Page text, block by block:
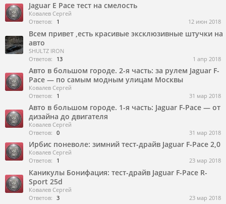
Jaguar E Pace тест на смелость
Ковалев Сергей
Ответов:
1 12 июн 2018
Всем привет ,есть красивые эксклюзивные штучки на
авто
SHULTZ IRON
Ответов:
13 1 апр 2018
Авто в большом городе. 2-я часть: за рулем Jaguar F-
Pace — по самым модным улицам Москвы
Ковалев Сергей
Ответов:
1 31 мар 2018
Авто в большом городе. 1-я часть: Jaguar F-Pace — от
дизайна до двигателя
Ковалев Сергей
Ответов: 0 31 мар 2018
Ирбис поневоле: зимний тест-драйв Jaguar F-Pace 2,0
Ковалев Сергей
Ответов:
1 23 мар 2018
Каникулы Бонифация: тест-драйв Jaguar F-Pace R-
Sport 25d
Ковалев Сергей
Ответов: 3 23 мар 2018